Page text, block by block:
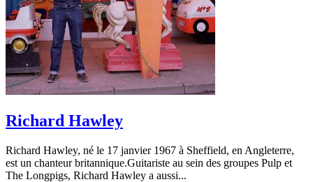
Richard Hawley
Richard Hawley, né le 17 janvier 1967 à Sheffield, en Angleterre,
est un chanteur britannique.Guitariste au sein des groupes Pulp et
The Longpigs, Richard Hawley a aussi...